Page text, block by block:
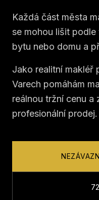
info@petrrohan.cz
Každá část města
se mohou lišit
bytu nebo domu a
Jako realitní makléř
Varech pomáhám
reálnou tržní cenu a
profesionální prodej.